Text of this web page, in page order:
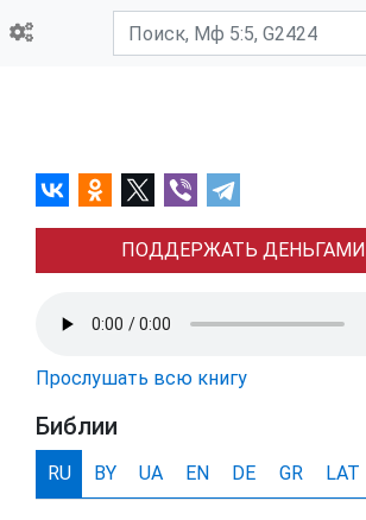
ПОДДЕРЖАТЬ ДЕНЬГАМИ
Прослушать всю книгу
Библии
RU BY UA EN DE GR LAT